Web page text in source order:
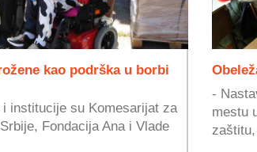
kao podrška u borbi
institucije su Komesarijat za
Fondacija Ana i Vlade
-
mestu